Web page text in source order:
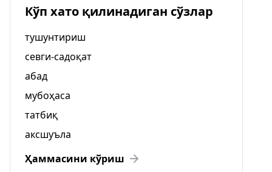
Кўп хато қилинадиган сўзлар
тушунтириш
севги-садоқат
абад
мубоҳаса
татбиқ
аксшуъла
Ҳаммасини кўриш